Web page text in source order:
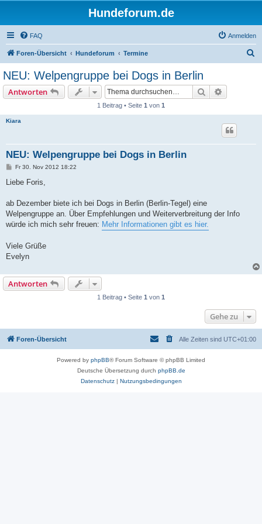
Hundeforum.de
FAQ Anmelden
Foren-Übersicht Hundeforum Termine
NEU: Welpengruppe bei Dogs in Berlin
Antworten Suche
1 Beitrag • Seite 1 von 1
Kiara
NEU: Welpengruppe bei Dogs in Berlin
B
i
a
Fr 30. Nov 2012 18:22
Liebe Foris,
ab Dezember biete ich bei Dogs in Berlin (Berlin-Tegel) eine
Welpengruppe an. Über Empfehlungen und Weiterverbreitung der Info
würde ich mich sehr freuen: Mehr Informationen gibt es hier.
Viele Grüße
Evelyn
Antworten
1 Beitrag • Seite 1 von 1
Gehe zu
Foren-Übersicht Alle Zeiten sind UTC+01:00
Powered by phpBB® Forum Software © phpBB Limited
Deutsche Übersetzung durch phpBB.de
Datenschutz| Nutzungsbedingungen